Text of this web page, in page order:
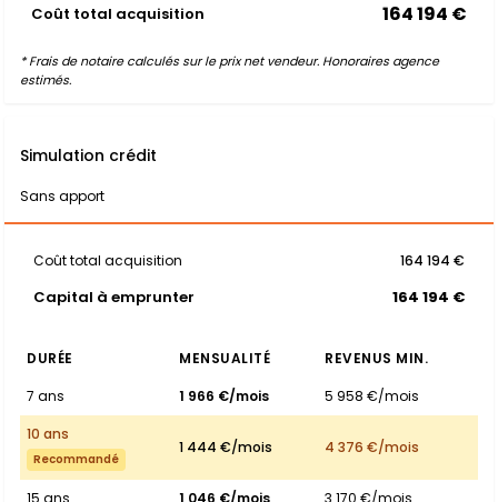
Coût total acquisition 164 194 €
* Frais de notaire calculés sur le prix net vendeur. Honoraires agence
estimés.
Simulation crédit
Sans apport
Coût total acquisition 164 194 €
Capital à emprunter 164 194 €
DURÉE MENSUALITÉ
REVENUS MIN.
7 ans
1 966 €/mois
5 958 €/mois
10 ans
Recommandé
1 444 €/mois 4 376 €/mois
15 ans 1 046 €/mois
3 170 €/mois